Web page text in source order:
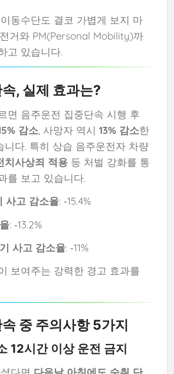
동수단도 결코 가볍게 보지 마
거와 PM(Personal Mobility)까
고 있습니다.
, 실제 효과는?
면 음주운전 집중단속 시행 후
감소, 사망자 역시 13% 감소한
니다. 특히 상습 음주운전자 차량
치사상죄 적용등 처벌 강화를 통
를 보고 있습니다.
사고 감소율: ‑15.4%
: ‑13.2%
사고 감소율: ‑11%
보여주는 강력한 경고 효과를
중 주의사항 5가지
12시간 이상 운전 금지